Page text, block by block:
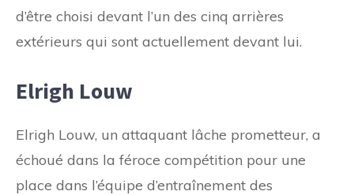
d’être choisi devant l’un des cinq arrières
extérieurs qui sont actuellement devant lui.
Elrigh Louw
Elrigh Louw, un attaquant lâche prometteur, a
échoué dans la féroce compétition pour une
place dans l’équipe d’entraînement des